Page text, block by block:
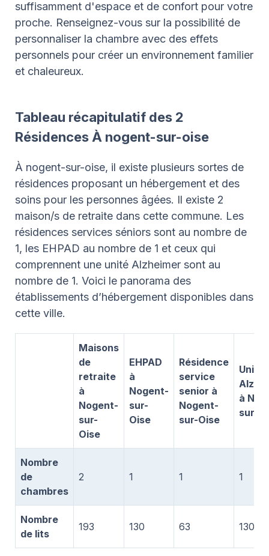
suffisamment d'espace et de confort pour votre
proche. Renseignez-vous sur la possibilité de
personnaliser la chambre avec des effets
personnels pour créer un environnement familier
et chaleureux.
Tableau récapitulatif des 2
Résidences À nogent-sur-oise
À nogent-sur-oise, il existe plusieurs sortes de
résidences proposant un hébergement et des
soins pour les personnes âgées. Il existe 2
maison/s de retraite dans cette commune. Les
résidences services séniors sont au nombre de
1, les EHPAD au nombre de 1 et ceux qui
comprennent une unité Alzheimer sont au
nombre de 1. Voici le panorama des
établissements d’hébergement disponibles dans
cette ville.
Maisons
de
retraite
à
Nogent-
sur-
Oise
EHPAD
à
Nogent-
sur-
Oise
Résidence
service
senior à
Nogent-
sur-Oise
Unité
à
sur-
Nombre
de
chambres
2 1 1 1
Nombre
de lits
193 130 63 130